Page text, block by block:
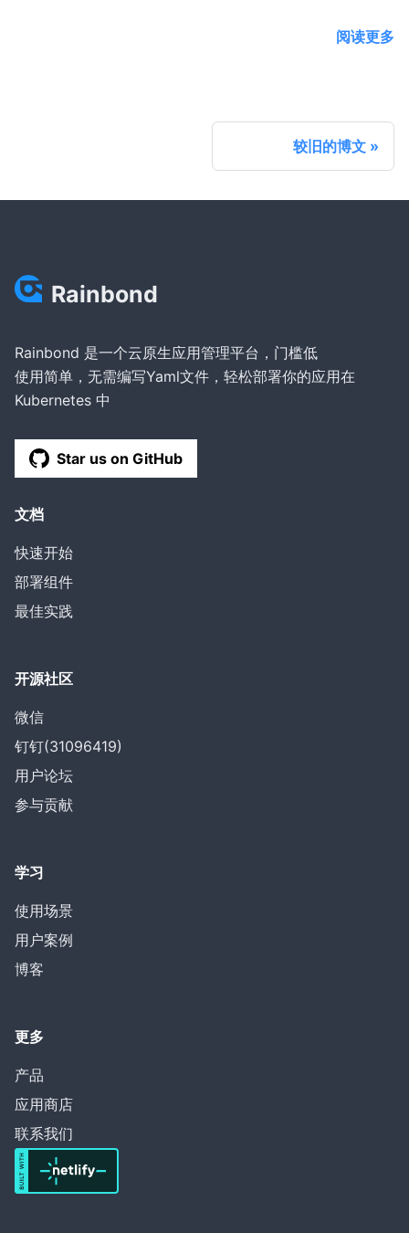
阅读更多
较旧的博文
Rainbond
Rainbond 是一个云原生应用管理平台，门槛低
使用简单，无需编写Yaml文件，轻松部署你的应用在
Kubernetes 中
Star us on GitHub
文档
快速开始
部署组件
最佳实践
开源社区
微信
钉钉(31096419)
用户论坛
参与贡献
学习
使用场景
用户案例
博客
更多
产品
应用商店
联系我们